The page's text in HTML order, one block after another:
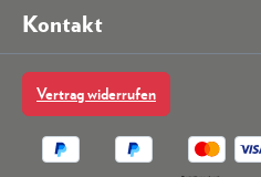
Kontakt
Vertrag widerrufen